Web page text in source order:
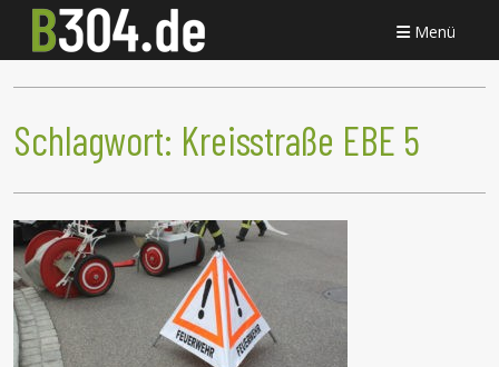
Menü
Schlagwort: Kreisstraße EBE 5